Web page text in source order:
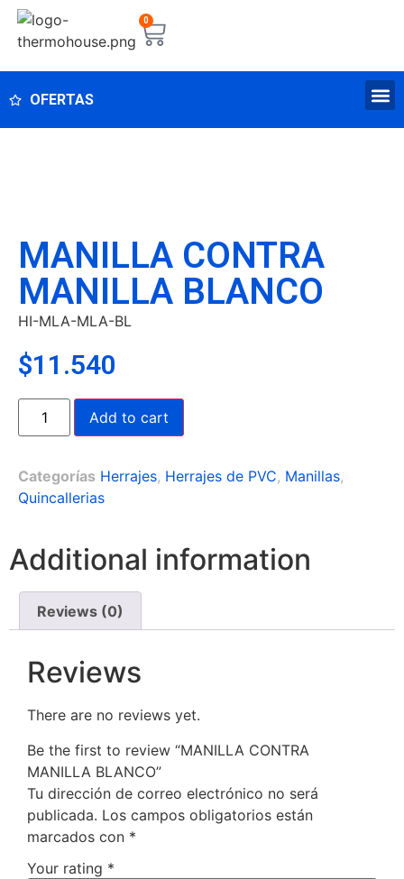
0
OFERTAS
MANILLA CONTRA
MANILLA BLANCO
HI-MLA-MLA-BL
$11.540
Add to cart
Categorías Herrajes, Herrajes de PVC, Manillas,
Quincallerias
Additional information
Reviews (0)
Reviews
There are no reviews yet.
Be the first to review “MANILLA CONTRA
MANILLA BLANCO”
Tu dirección de correo electrónico no será
publicada. Los campos obligatorios están
marcados con *
Your rating *